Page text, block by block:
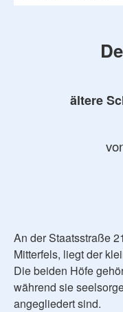
ältere
An der Staatsstraße
Mitterfels, liegt der
Die beiden Höfe
während sie
angegliedert sind.